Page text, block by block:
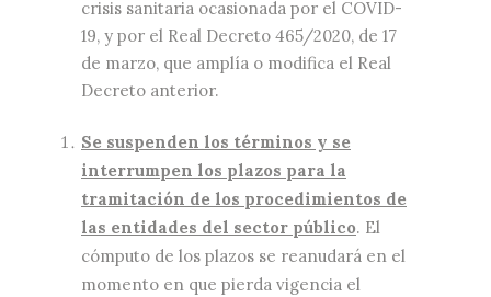
crisis sanitaria ocasionada por el COVID-
19, y por el Real Decreto 465/2020, de 17
de marzo, que amplía o modifica el Real
Decreto anterior.
Se suspenden los términos y se
interrumpen los plazos para la
tramitación de los procedimientos de
las entidades del sector público. El
cómputo de los plazos se reanudará en el
momento en que pierda vigencia el